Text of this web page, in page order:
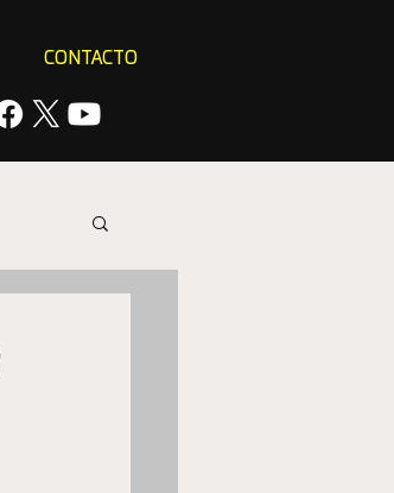
CONTACTO